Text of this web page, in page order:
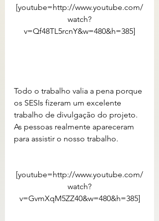
[youtube=http://www.youtube.com/
watch?
v=Qf48TL5rcnY&w=480&h=385]
Todo o trabalho valia a pena porque
os SESIs fizeram um excelente
trabalho de divulgação do projeto.
As pessoas realmente apareceram
para assistir o nosso trabalho.
[youtube=http://www.youtube.com/
watch?
v=GvmXqM5ZZ40&w=480&h=385]